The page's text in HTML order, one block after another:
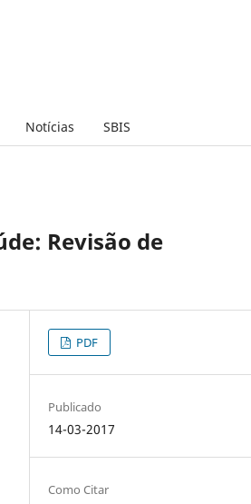
Notícias SBIS
Revisão de
PDF
Publicado
14-03-2017
Como Citar